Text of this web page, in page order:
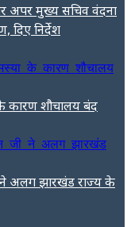
अपर मुख्य सचिव वंदना
दिए निर्देश
के कारण शौचालय बंद
ने अलग झारखंड राज्य के